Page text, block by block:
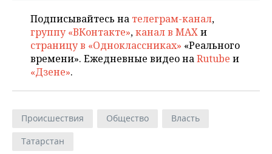
Подписывайтесь на телеграм-канал,
группу «ВКонтакте»,канал в MAXи
страницу в «Одноклассниках» «Реального
времени». Ежедневные видео наRutube и
«Дзене».
Происшествия Общество
Власть
Татарстан